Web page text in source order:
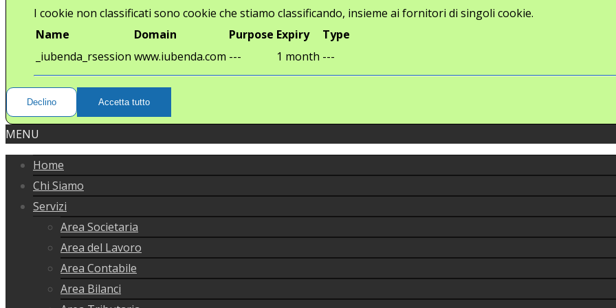
I cookie non classificati sono cookie che stiamo classificando, insieme ai fornitori di singoli cookie.
Name
Domain Purpose Expiry
Type
_iubenda_rsession www.iubenda.com --- 1 month ---
Declino Accetta tutto
MENU
Home
Chi Siamo
Servizi
Area Societaria
Area del Lavoro
Area Contabile
Area Bilanci